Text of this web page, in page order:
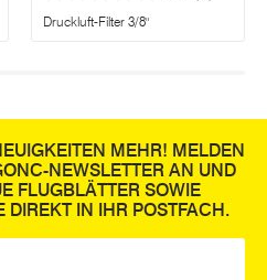
Druckluft-Filter 3/8"
MEHR! MELDEN
NEWSLETTER AN UND
FLUGBLÄTTER SOWIE
DIREKT IN IHR POSTFACH.